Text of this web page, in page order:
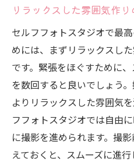
リラックスした雰囲気作り
セルフフォトスタジオで最
めには、まずリラックスし
です。緊張をほぐすために
を数回すると良いでしょう
よりリラックスした雰囲気
フフォトスタジオでは自由
に撮影を進められます。撮
えておくと、スムーズに進